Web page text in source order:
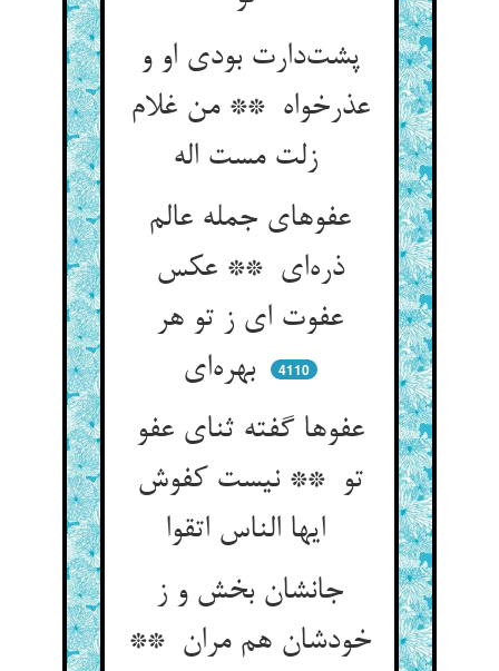
پشت‌دارت بودی او و
عذرخواه ** من غلام
عفوهای جمله عالم
ذره‌ای ** عکس
عفوت ای ز تو هر
بهره‌ای
4110
عفوها گفته ثنای عفو
تو ** نیست کفوش
جانشان بخش و ز
خودشان هم مران **